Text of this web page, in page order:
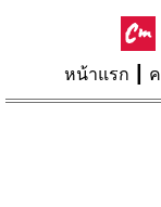
หน้าแรก